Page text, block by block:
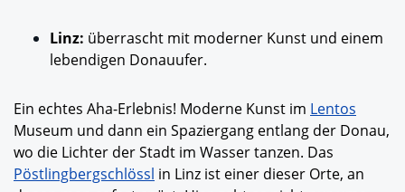
Linz: überrascht mit moderner Kunst und einem
lebendigen Donauufer.
Ein echtes Aha-Erlebnis! Moderne Kunst im Lentos
Museum und dann ein Spaziergang entlang der Donau,
wo die Lichter der Stadt im Wasser tanzen. Das
Pöstlingbergschlössl in Linz ist einer dieser Orte, an